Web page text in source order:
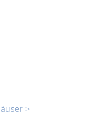
>